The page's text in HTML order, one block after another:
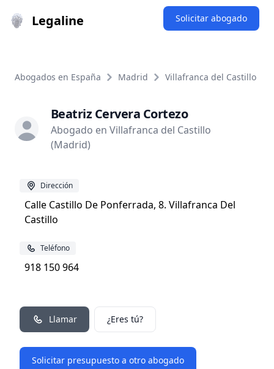
Legaline Solicitar abogado
Abogados en España Madrid Villafranca del Castillo
Beatriz Cervera Cortezo
Abogado en Villafranca del Castillo
(Madrid)
Dirección
Calle Castillo De Ponferrada, 8. Villafranca Del
Castillo
Teléfono
918 150 964
Llamar ¿Eres tú?
Solicitar presupuesto a otro abogado